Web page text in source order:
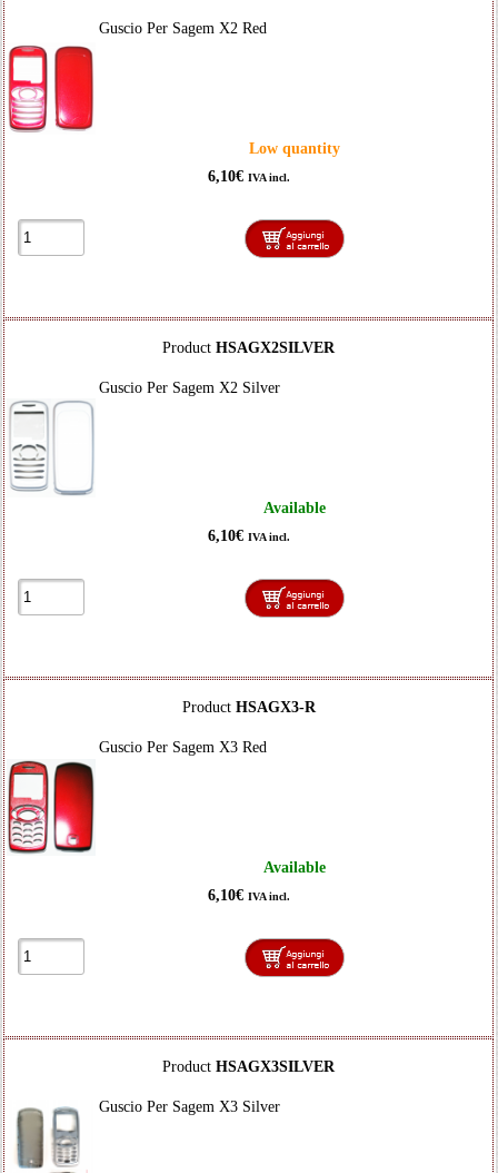
Guscio Per Sagem X2 Red
Low quantity
6,10€ IVA incl.
Product HSAGX2SILVER
Guscio Per Sagem X2 Silver
Available
6,10€ IVA incl.
Product HSAGX3-R
Guscio Per Sagem X3 Red
Available
6,10€ IVA incl.
Product HSAGX3SILVER
Guscio Per Sagem X3 Silver